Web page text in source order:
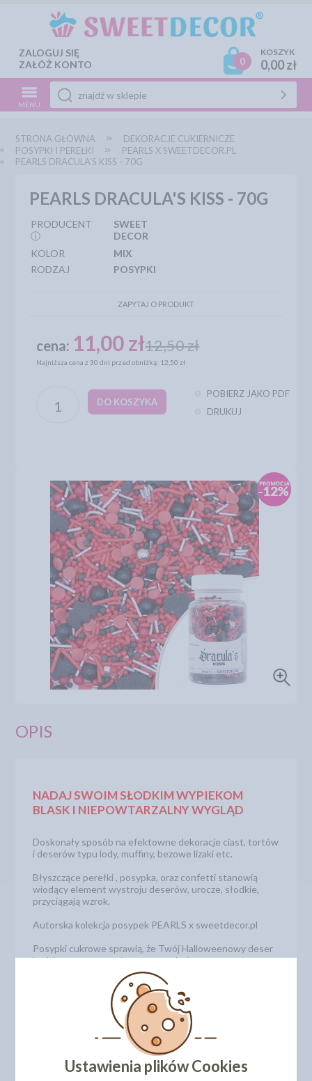
ZALOGUJ SIĘ
ZAŁÓŻ KONTO
0
KOSZYK
0,00 zł
MENU
STRONA GŁÓWNA
DEKORACJE CUKIERNICZE
POSYPKI I PEREŁKI
PEARLS X SWEETDECOR.PL
PEARLS DRACULA'S KISS - 70G
PEARLS DRACULA'S KISS - 70G
PRODUCENT
ⓘ
SWEET
DECOR
KOLOR
MIX
RODZAJ
POSYPKI
ZAPYTAJ O PRODUKT
cena: 11,00 zł12,50 zł
Najniższa cena z 30 dni przed obniżką: 12,50 zł
DO KOSZYKA
POBIERZ JAKO PDF
DRUKUJ
OPIS
NADAJ SWOIM SŁODKIM WYPIEKOM
BLASK I NIEPOWTARZALNY WYGLĄD
Doskonały sposób na efektowne dekoracje ciast, tortów
i deserów typu lody, muffiny, bezowe lizaki etc.
Błyszczące perełki , posypka, oraz confetti stanowią
wiodący element wystroju deserów, urocze, słodkie,
przyciągają wzrok.
Autorska kolekcja posypek PEARLS x sweetdecor.pl
Posypki cukrowe sprawią, że Twój Halloweenowy deser
będzie w centrum zainteresowania ;)
Opakowanie zawiera: 70 g
Kod produktu: 553
DODAJ SWOJĄ OPINIĘ
ZOBACZ TEŻ
Ustawienia plików Cookies